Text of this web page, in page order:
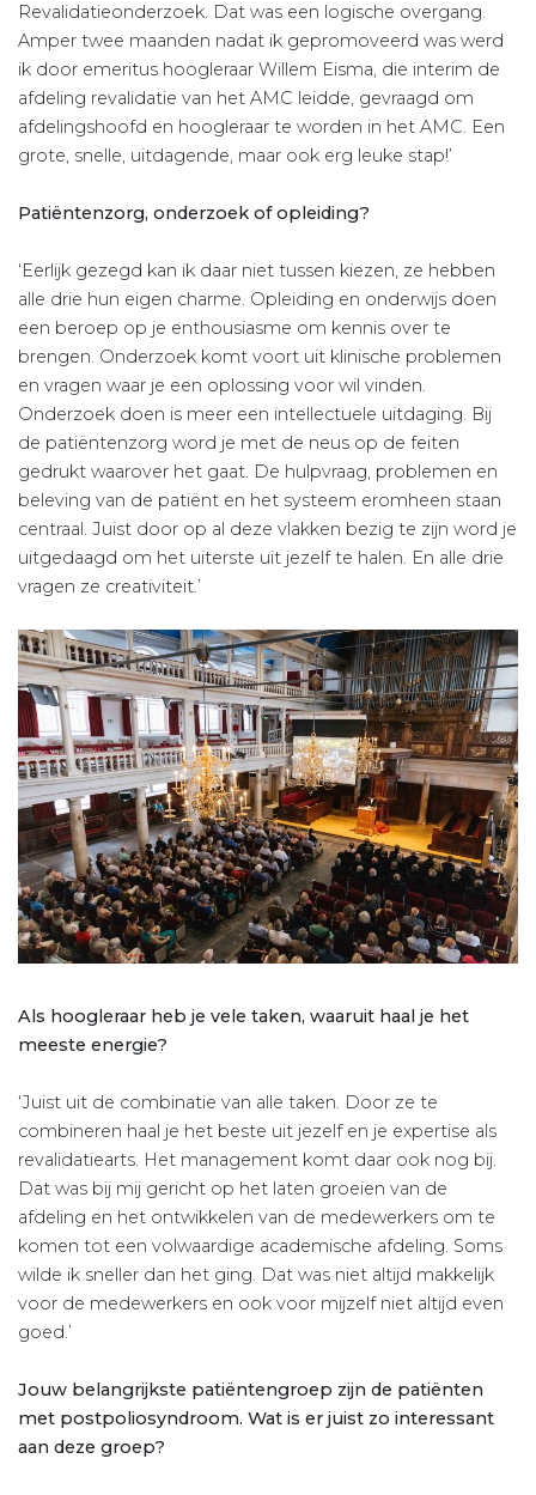
Revalidatieonderzoek. Dat was een logische overgang.
Amper twee maanden nadat ik gepromoveerd was werd
ik door emeritus hoogleraar Willem Eisma, die interim de
afdeling revalidatie van het AMC leidde, gevraagd om
afdelingshoofd en hoogleraar te worden in het AMC. Een
grote, snelle, uitdagende, maar ook erg leuke stap!’
Patiëntenzorg, onderzoek of opleiding?
‘Eerlijk gezegd kan ik daar niet tussen kiezen, ze hebben
alle drie hun eigen charme. Opleiding en onderwijs doen
een beroep op je enthousiasme om kennis over te
brengen. Onderzoek komt voort uit klinische problemen
en vragen waar je een oplossing voor wil vinden.
Onderzoek doen is meer een intellectuele uitdaging. Bij
de patiëntenzorg word je met de neus op de feiten
gedrukt waarover het gaat. De hulpvraag, problemen en
beleving van de patiënt en het systeem eromheen staan
centraal. Juist door op al deze vlakken bezig te zijn word je
uitgedaagd om het uiterste uit jezelf te halen. En alle drie
vragen ze creativiteit.’
Als hoogleraar heb je vele taken, waaruit haal je het
meeste energie?
‘Juist uit de combinatie van alle taken. Door ze te
combineren haal je het beste uit jezelf en je expertise als
revalidatiearts. Het management komt daar ook nog bij.
Dat was bij mij gericht op het laten groeien van de
afdeling en het ontwikkelen van de medewerkers om te
komen tot een volwaardige academische afdeling. Soms
wilde ik sneller dan het ging. Dat was niet altijd makkelijk
voor de medewerkers en ook voor mijzelf niet altijd even
goed.’
Jouw belangrijkste patiëntengroep zijn de patiënten
met postpoliosyndroom. Wat is er juist zo interessant
aan deze groep?